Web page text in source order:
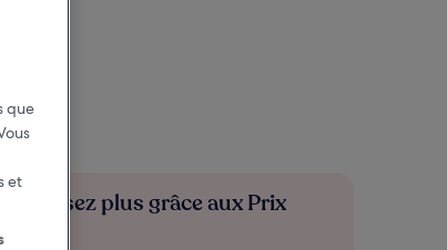
plus grâce aux Prix
que
et